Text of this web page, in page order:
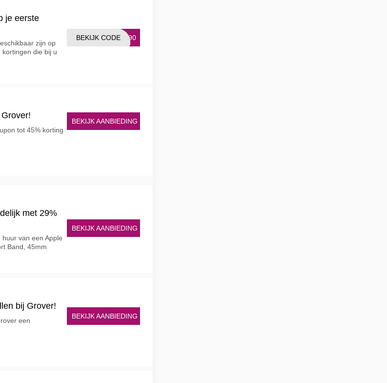
je eerste
zijn op
die bij u
ER90
BEKIJK CODE
tot 45% korting
BEKIJK AANBIEDING
met 29%
van een Apple
Band, 45mm
BEKIJK AANBIEDING
bij Grover!
een
BEKIJK AANBIEDING